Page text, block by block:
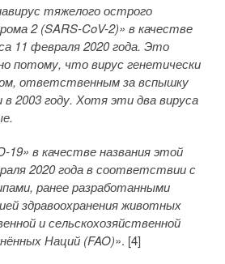
тяжелого острого
2 (SARS-CoV-2)» в качестве
11 февраля 2020 года. Это
потому, что вирус генетически
ответственным за вспышку
2003 году. Хотя эти два вируса
19» в качестве названия этой
2020 года в соответствии с
ранее разработанными
здравоохранения животных
и сельскохозяйственной
Наций (FAO)». [4]